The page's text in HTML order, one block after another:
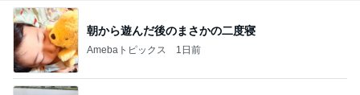
朝から遊んだ後のまさかの二度寝
Amebaトピックス 1日前